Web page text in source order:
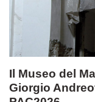
Il Museo del
Giorgio